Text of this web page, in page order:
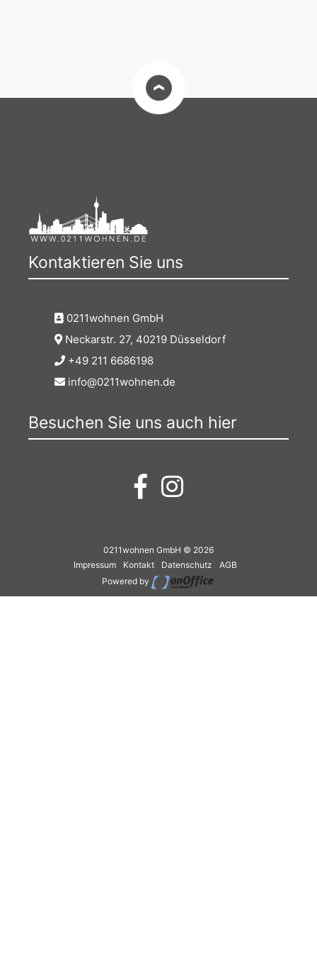
Kontaktieren Sie uns
0211wohnen GmbH
Neckarstr. 27, 40219 Düsseldorf
+49 211 6686198
info@0211wohnen.de
Besuchen Sie uns auch hier
0211wohnen GmbH © 2026
Impressum
Kontakt Datenschutz
AGB
Powered by